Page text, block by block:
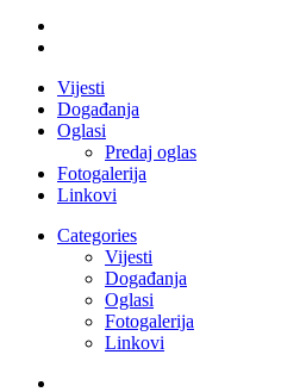
Vijesti
Događanja
Oglasi
Predaj oglas
Fotogalerija
Linkovi
Categories
Vijesti
Događanja
Oglasi
Fotogalerija
Linkovi